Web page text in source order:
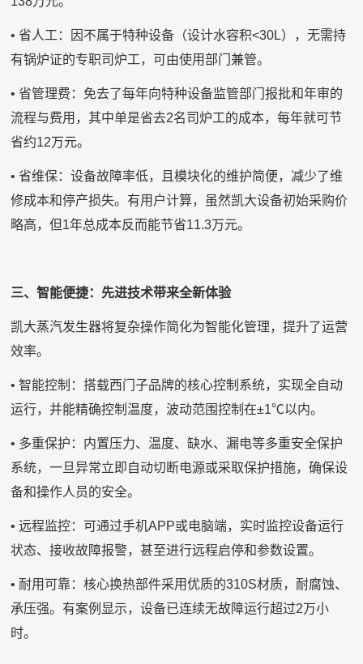
• 省人工：因不属于特种设备（设计水容积<30L），无需持
有锅炉证的专职司炉工，可由使用部门兼管。
• 省管理费：免去了每年向特种设备监管部门报批和年审的
流程与费用，其中单是省去2名司炉工的成本，每年就可节
省约12万元。
• 省维保：设备故障率低，且模块化的维护简便，减少了维
修成本和停产损失。有用户计算，虽然凯大设备初始采购价
略高，但1年总成本反而能节省11.3万元。
三、智能便捷：先进技术带来全新体验
凯大蒸汽发生器将复杂操作简化为智能化管理，提升了运营
效率。
• 智能控制：搭载西门子品牌的核心控制系统，实现全自动
运行，并能精确控制温度，波动范围控制在±1℃以内。
• 多重保护：内置压力、温度、缺水、漏电等多重安全保护
系统，一旦异常立即自动切断电源或采取保护措施，确保设
备和操作人员的安全。
• 远程监控：可通过手机APP或电脑端，实时监控设备运行
状态、接收故障报警，甚至进行远程启停和参数设置。
• 耐用可靠：核心换热部件采用优质的310S材质，耐腐蚀、
承压强。有案例显示，设备已连续无故障运行超过2万小
时。